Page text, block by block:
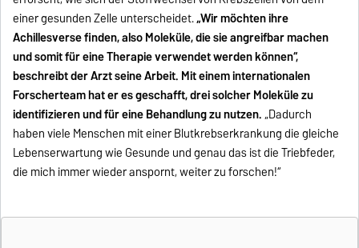
einer gesunden Zelle unterscheidet.„Wir möchten ihre
Achillesverse finden, also Moleküle, die sie angreifbar machen
und somit für eine Therapie verwendet werden können“,
beschreibt der Arzt seine Arbeit. Mit einem internationalen
Forscherteam hat er es geschafft, drei solcher Moleküle zu
identifizieren und für eine Behandlung zu nutzen.„Dadurch
haben viele Menschen mit einer Blutkrebserkrankung die gleiche
Lebenserwartung wie Gesunde und genau das ist die Triebfeder,
die mich immer wieder anspornt, weiter zu forschen!“